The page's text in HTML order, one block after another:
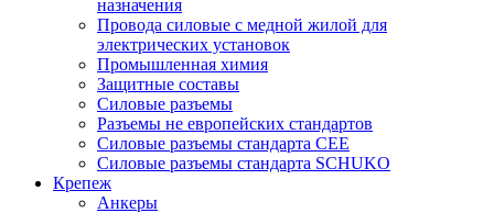
назначения
Провода силовые с медной жилой для
электрических установок
Промышленная химия
Защитные составы
Силовые разъемы
Разъемы не европейских стандартов
Силовые разъемы стандарта CEE
Силовые разъемы стандарта SCHUKO
Крепеж
Анкеры